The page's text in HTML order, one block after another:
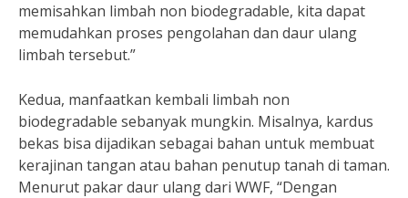
memisahkan limbah non biodegradable, kita dapat
memudahkan proses pengolahan dan daur ulang
limbah tersebut.”
Kedua, manfaatkan kembali limbah non
biodegradable sebanyak mungkin. Misalnya, kardus
bekas bisa dijadikan sebagai bahan untuk membuat
kerajinan tangan atau bahan penutup tanah di taman.
Menurut pakar daur ulang dari WWF, “Dengan